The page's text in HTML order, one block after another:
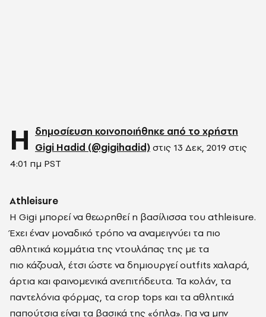
Η δημοσίευση κοινοποιήθηκε από το χρήστη
Gigi Hadid (@gigihadid)στις 13 Δεκ, 2019 στις
4:01 πμ PST
Athleisure
Η Gigi μπορεί να θεωρηθεί η βασίλισσα του athleisure.
Έχει έναν μοναδικό τρόπο να αναμειγνύει τα πιο
αθλητικά κομμάτια της ντουλάπας της με τα
πιο κάζουαλ, έτσι ώστε να δημιουργεί outfits χαλαρά,
άρτια και φαινομενικά ανεπιτήδευτα. Τα κολάν, τα
παντελόνια φόρμας, τα crop tops και τα αθλητικά
παπούτσια είναι τα βασικά της «όπλα». Για να μην